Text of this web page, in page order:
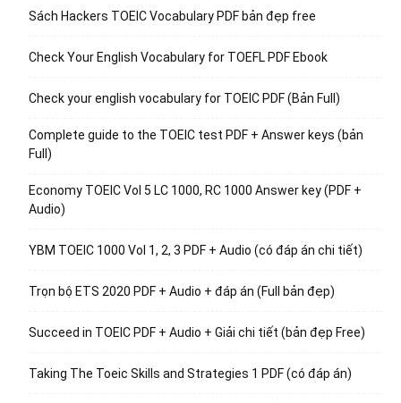
Sách Hackers TOEIC Vocabulary PDF bản đẹp free
Check Your English Vocabulary for TOEFL PDF Ebook
Check your english vocabulary for TOEIC PDF (Bản Full)
Complete guide to the TOEIC test PDF + Answer keys (bản
Full)
Economy TOEIC Vol 5 LC 1000, RC 1000 Answer key (PDF +
Audio)
YBM TOEIC 1000 Vol 1, 2, 3 PDF + Audio (có đáp án chi tiết)
Trọn bộ ETS 2020 PDF + Audio + đáp án (Full bản đẹp)
Succeed in TOEIC PDF + Audio + Giải chi tiết (bản đẹp Free)
Taking The Toeic Skills and Strategies 1 PDF (có đáp án)